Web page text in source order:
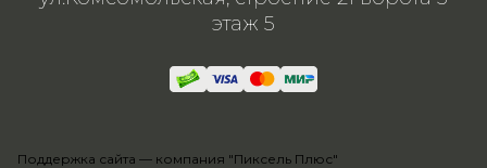
этаж 5
Поддержка сайта — компания "Пиксель Плюс"